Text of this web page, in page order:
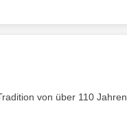
von über 110 Jahren